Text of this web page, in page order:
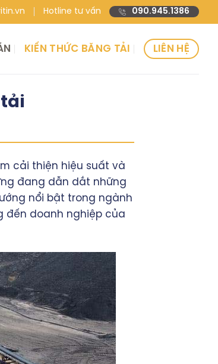
Hotline tư vấn 090.945.1386
KIẾN THỨC BĂNG TẢI LIÊN HỆ
cải thiện hiệu suất và
đang dẫn dắt những
nổi bật trong ngành
đến doanh nghiệp của